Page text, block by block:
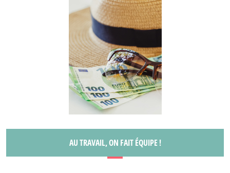
AU TRAVAIL, ON FAIT ÉQUIPE !